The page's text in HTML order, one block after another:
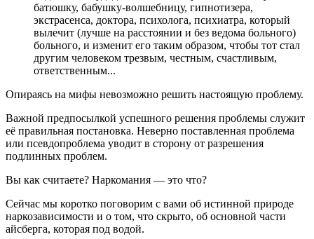
батюшку, бабушку-волшебницу, гипнотизера,
экстрасенса, доктора, психолога, психиатра, который
вылечит (лучше на расстоянии и без ведома больного)
больного, и изменит его таким образом, чтобы тот стал
другим человеком трезвым, честным, счастливым,
ответственным...
Опираясь на мифы невозможно решить настоящую проблему.
Важной предпосылкой успешного решения проблемы служит
её правильная постановка. Неверно поставленная проблема
или псевдопроблема уводит в сторону от разрешения
подлинных проблем.
Вы как считаете? Наркомания — это что?
Сейчас мы коротко поговорим с вами об истинной природе
наркозависимости и о том, что скрыто, об основной части
айсберга, которая под водой.